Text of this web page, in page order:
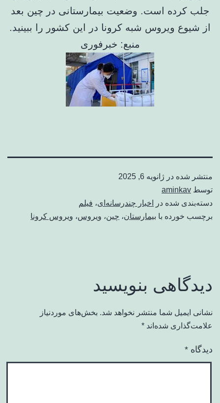
جلب کرده است. وضعیت بیمارستانی در چین بعد
از شیوع ویروس شبه‌ کرونا در این کشور را ببینید.
منبع: خبرفوری
منتشر شده در ژانویه 6, 2025
توسط aminkav
دسته‌بندی شده در
اخبار چندرسانه‌ای، فیلم
برچسب خورده با بیمارستان، چین، ویروس، ویروس کرونا
دیدگاهی بنویسید
نشانی ایمیل شما منتشر نخواهد شد. بخش‌های موردنیاز
علامت‌گذاری شده‌اند *
دیدگاه *